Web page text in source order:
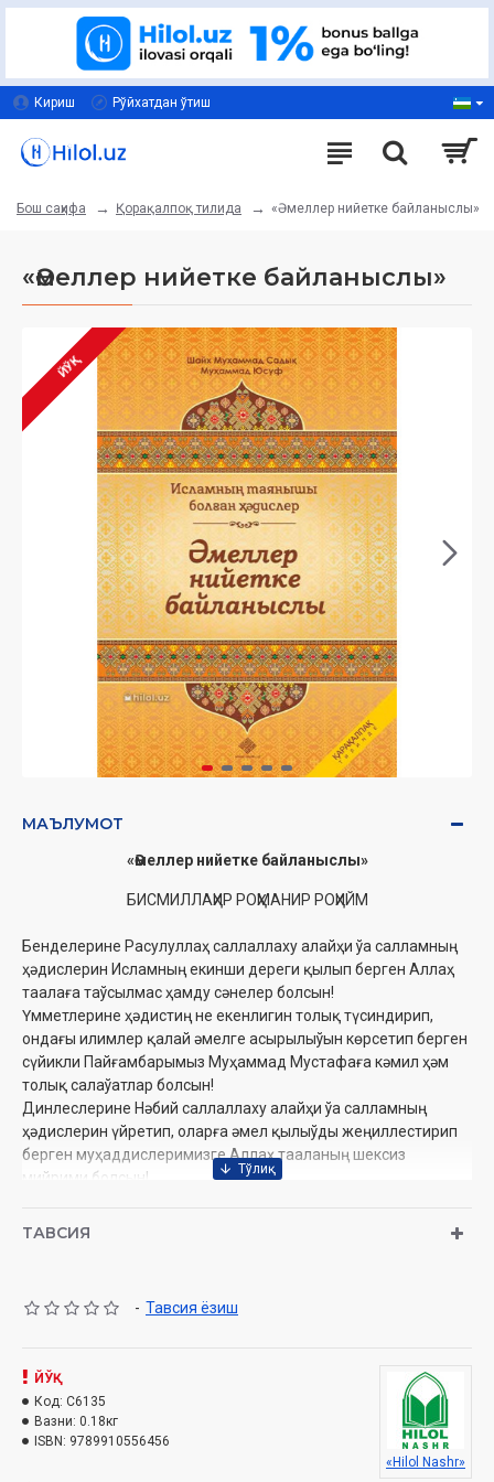
Кириш Рўйхатдан ўтиш
Бош саҳифа Қорақалпоқ тилида «Әмеллер нийетке байланыслы»
«Әмеллер нийетке байланыслы»
ЙЎҚ
МАЪЛУМОТ
«Әмеллер нийетке байланыслы»
БИСМИЛЛАҲИР РОҲМАНИР РОҲИЙМ
Бенделерине Расулуллаҳ саллаллаху алайҳи ўа салламның
ҳәдислерин Исламның екинши дереги қылып берген Аллаҳ
таалаға таўсылмас ҳамду сәнелер болсын!
Үмметлерине ҳәдистиң не екенлигин толық түсиндирип,
ондағы илимлер қалай әмелге асырылыўын көрсетип берген
сүйикли Пайғамбарымыз Муҳаммад Мустафаға кәмил ҳәм
толық салаўатлар болсын!
Динлеслерине Нәбий саллаллаху алайҳи ўа салламның
ҳәдислерин үйретип, оларға әмел қылыўды жеңиллестирип
берген муҳаддислеримизге Аллаҳ тааланың шексиз
мийрими болсын!
Муаллиф:
Сана:2025 йил
Бичими:
Ўлчами:13x20
Муқоваси:юмшоқ
ТАВСИЯ
- Тавсия ёзиш
ЙЎҚ
Код: C6135
Вазни: 0.18кг
ISBN: 9789910556456
«Hilol Nashr»